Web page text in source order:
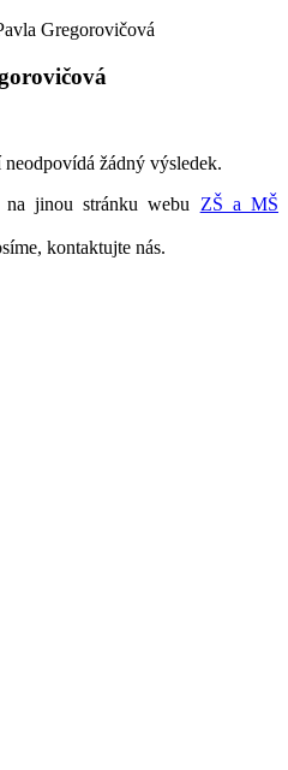
Gregorovičová
žádný výsledek.
jinou stránku webu ZŠ a MŠ
kontaktujte nás.